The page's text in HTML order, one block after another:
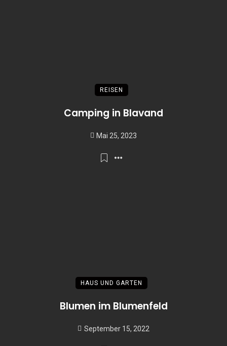
REISEN
Camping in Blavand
Mai 25, 2023
HAUS UND GARTEN
Blumen im Blumenfeld
September 15, 2022